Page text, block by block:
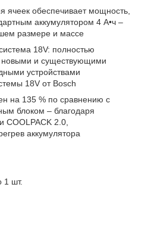
ячеек обеспечивает мощность,
аккумулятором 4 А•ч –
размере и массе
18V: полностью
и существующими
устройствами
18V от Bosch
на 135 % по сравнению с
блоком – благодаря
COOLPACK 2.0,
аккумулятора
1 шт.